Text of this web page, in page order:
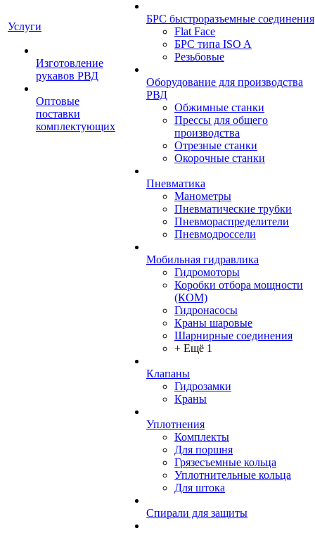
Услуги
Изготовление
рукавов РВД
Оптовые
поставки
комплектующих
БРС быстроразъемные соединения
Flat Face
БРС типа ISO A
Резьбовые
Оборудование для производства
РВД
Обжимные станки
Прессы для общего
производства
Отрезные станки
Окорочные станки
Пневматика
Манометры
Пневматические трубки
Пневмораспределители
Пневмодроссели
Мобильная гидравлика
Гидромоторы
Коробки отбора мощности
(КОМ)
Гидронасосы
Краны шаровые
Шарнирные соединения
+ Ещё 1
Клапаны
Гидрозамки
Краны
Уплотнения
Комплекты
Для поршня
Грязесъемные кольца
Уплотнительные кольца
Для штока
Спирали для защиты